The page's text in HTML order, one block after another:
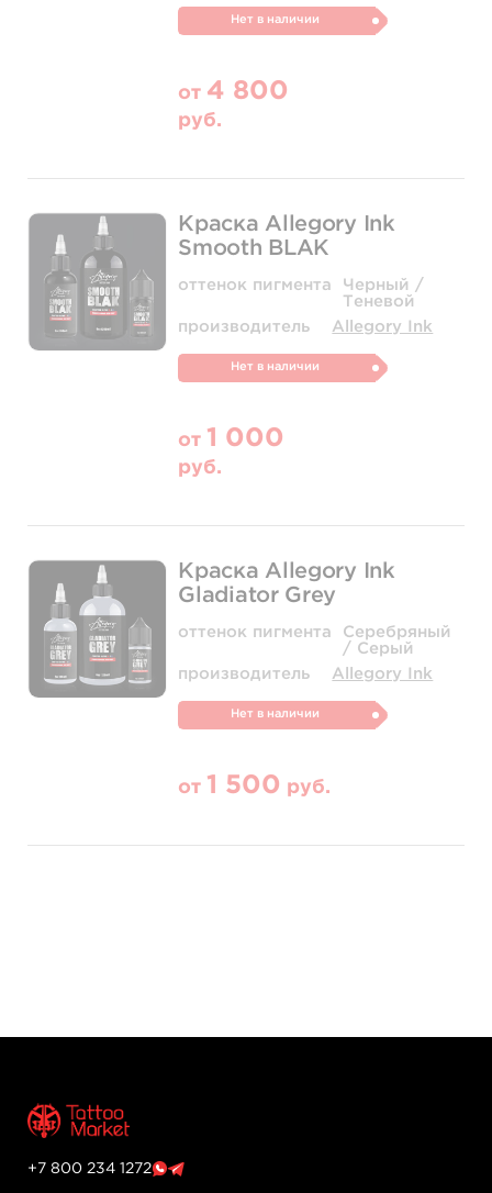
Нет в наличии
от 4 800
руб.
Краска Allegory Ink
Smooth BLAK
оттенок пигмента
Черный /
Теневой
производитель
Allegory Ink
Нет в наличии
от 1 000
руб.
Краска Allegory Ink
Gladiator Grey
оттенок пигмента
Серебряный
/ Серый
производитель
Allegory Ink
Нет в наличии
от 1 500 руб.
+7 800 234 1272